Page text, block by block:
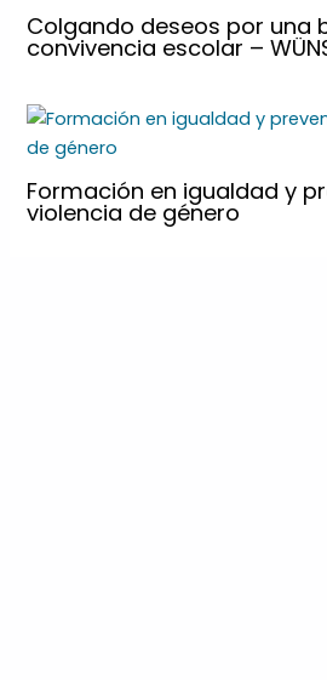
Colgando deseos por una
convivencia escolar –
Formación en igualdad y
violencia de género